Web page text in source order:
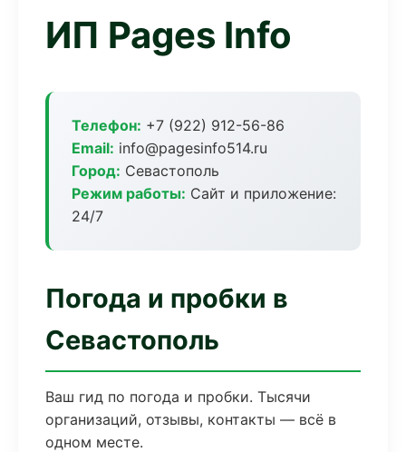
ИП Pages Info
Телефон: +7 (922) 912-56-86
Email: info@pagesinfo514.ru
Город: Севастополь
Режим работы: Сайт и приложение:
24/7
Погода и пробки в
Севастополь
Ваш гид по погода и пробки. Тысячи
организаций, отзывы, контакты — всё в
одном месте.